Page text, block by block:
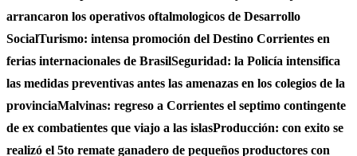
arrancaron los operativos oftalmologicos de Desarrollo
SocialTurismo: intensa promoción del Destino Corrientes en
ferias internacionales de BrasilSeguridad: la Policía intensifica
las medidas preventivas antes las amenazas en los colegios de la
provinciaMalvinas: regreso a Corrientes el septimo contingente
de ex combatientes que viajo a las islasProducción: con exito se
realizó el 5to remate ganadero de pequeños productores con